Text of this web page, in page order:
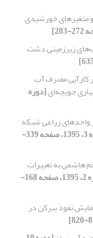
متغیرهای خورشیدی
زیرزمینی دشت
کارآیی مصرف آب
جویچه‌ای[دوره
واحد‌های زراعی شبکه‌‌
[دوره 10، شماره 3، 1395، صفحه 339-
هاشمی به تغییرات
[دوره 10، شماره 2، 1395، صفحه 168-
نفوذ بیرکن در